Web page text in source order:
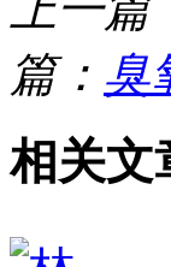
篇： 臭
相关文